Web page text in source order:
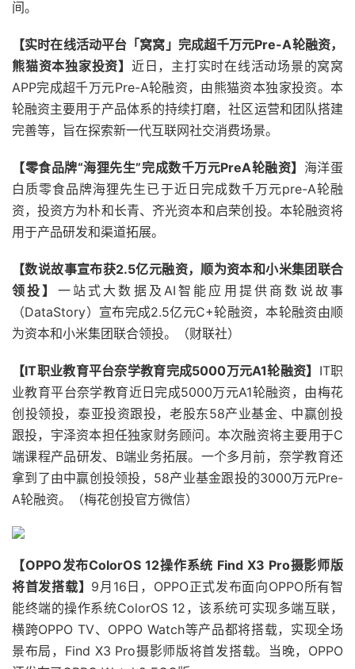
间。
【实时在线活动平台「窝窝」完成超千万元Pre-A轮融资，
熊猫资本独家投资】 近日，主打实时在线活动场景的窝窝
APP完成超千万元Pre-A轮融资，由熊猫资本独家投资。本
轮融资主要用于产品体系的持续打磨，社区运营和团队搭建
完善等，旨在探索新一代互联网社交消费场景。
【零食品牌“海狸先生”完成数千万元PreA轮融资】 海洋蛋
白质零食品牌海狸先生已于近日完成数千万元pre-A轮融
资，投资方为朴和长青、齐光资本和启荣创投。本轮融资将
用于产品研发和渠道拓展。
【数说故事宣布获2.5亿元融资，顺为资本和小米集团联合
领投】 一站式大数据及AI智能应用提供商数说故事
（DataStory）宣布完成2.5亿元C+轮融资，本轮融资由顺
为资本和小米集团联合领投。（财联社）
【IT职业教育平台奈学教育完成5000万元A1轮融资】 IT职
业教育平台奈学教育近日完成5000万元A1轮融资，由梅花
创投领投，泰亚投资跟投，老股东58产业基金、中赢创投
跟投，宇泽资本担任独家财务顾问。本次融资将主要用于C
端课程产品研发、B端业务拓展。一个多月前，奈学教育还
拿到了由中赢创投领投，58产业基金跟投的3000万元Pre-
A轮融资。（梅花创投官方微信）
【OPPO发布ColorOS 12操作系统 Find X3 Pro摄影师版
将首发搭载】 9月16日，OPPO正式发布面向OPPO所有智
能终端的操作系统ColorOS 12，该系统可实现多端互联，
横跨OPPO TV、OPPO Watch等产品都将搭载，实现全场
景布局，Find X3 Pro摄影师版将首发搭载。当晚，OPPO